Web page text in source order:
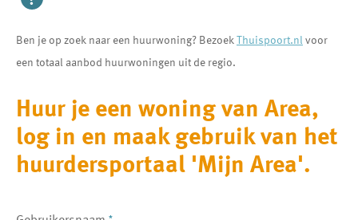
Ben je op zoek naar een huurwoning? BezoekThuispoort.nlvoor
een totaal aanbod huurwoningen uit de regio.
Huur je een woning van Area,
log in en maak gebruik van het
huurdersportaal 'Mijn Area'.